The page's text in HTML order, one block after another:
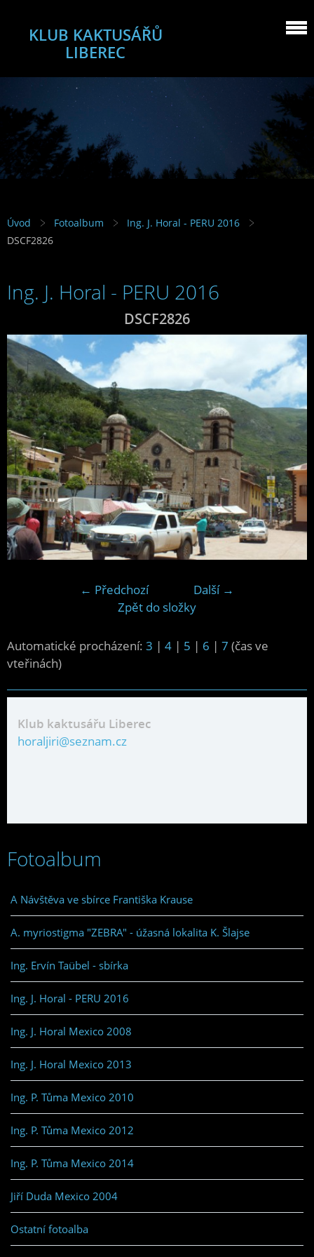
KLUB KAKTUSÁŘŮ
LIBEREC
Úvod Fotoalbum
Ing. J. Horal - PERU 2016
DSCF2826
Ing. J. Horal - PERU 2016
DSCF2826
← Předchozí
Další →
Zpět do složky
Automatické procházení: 3 | 4 | 5 | 6 | 7 (čas ve
vteřinách)
Klub kaktusářu Liberec
horaljiri@seznam.cz
Fotoalbum
A Návštěva ve sbírce Františka Krause
A. myriostigma "ZEBRA" - úžasná lokalita K. Šlajse
Ing. Ervín Taübel - sbírka
Ing. J. Horal - PERU 2016
Ing. J. Horal Mexico 2008
Ing. J. Horal Mexico 2013
Ing. P. Tůma Mexico 2010
Ing. P. Tůma Mexico 2012
Ing. P. Tůma Mexico 2014
Jiří Duda Mexico 2004
Ostatní fotoalba